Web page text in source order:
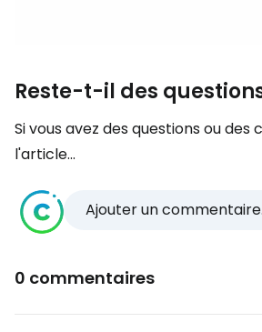
Reste-t-il des
Si vous avez des questions ou
l'article...
Ajouter un
0 commentaires